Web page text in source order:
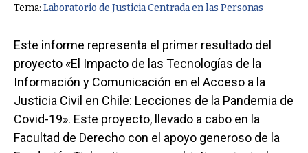
Tema: Laboratorio de Justicia Centrada en las Personas
Este informe representa el primer resultado del
proyecto «El Impacto de las Tecnologías de la
Información y Comunicación en el Acceso a la
Justicia Civil en Chile: Lecciones de la Pandemia de
Covid-19». Este proyecto, llevado a cabo en la
Facultad de Derecho con el apoyo generoso de la